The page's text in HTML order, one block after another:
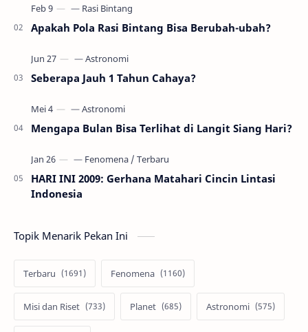
Apakah Pola Rasi Bintang Bisa Berubah-ubah?
Seberapa Jauh 1 Tahun Cahaya?
Mengapa Bulan Bisa Terlihat di Langit Siang Hari?
HARI INI 2009: Gerhana Matahari Cincin Lintasi
Indonesia
Topik Menarik Pekan Ini
Terbaru Fenomena
Misi dan Riset Planet Astronomi